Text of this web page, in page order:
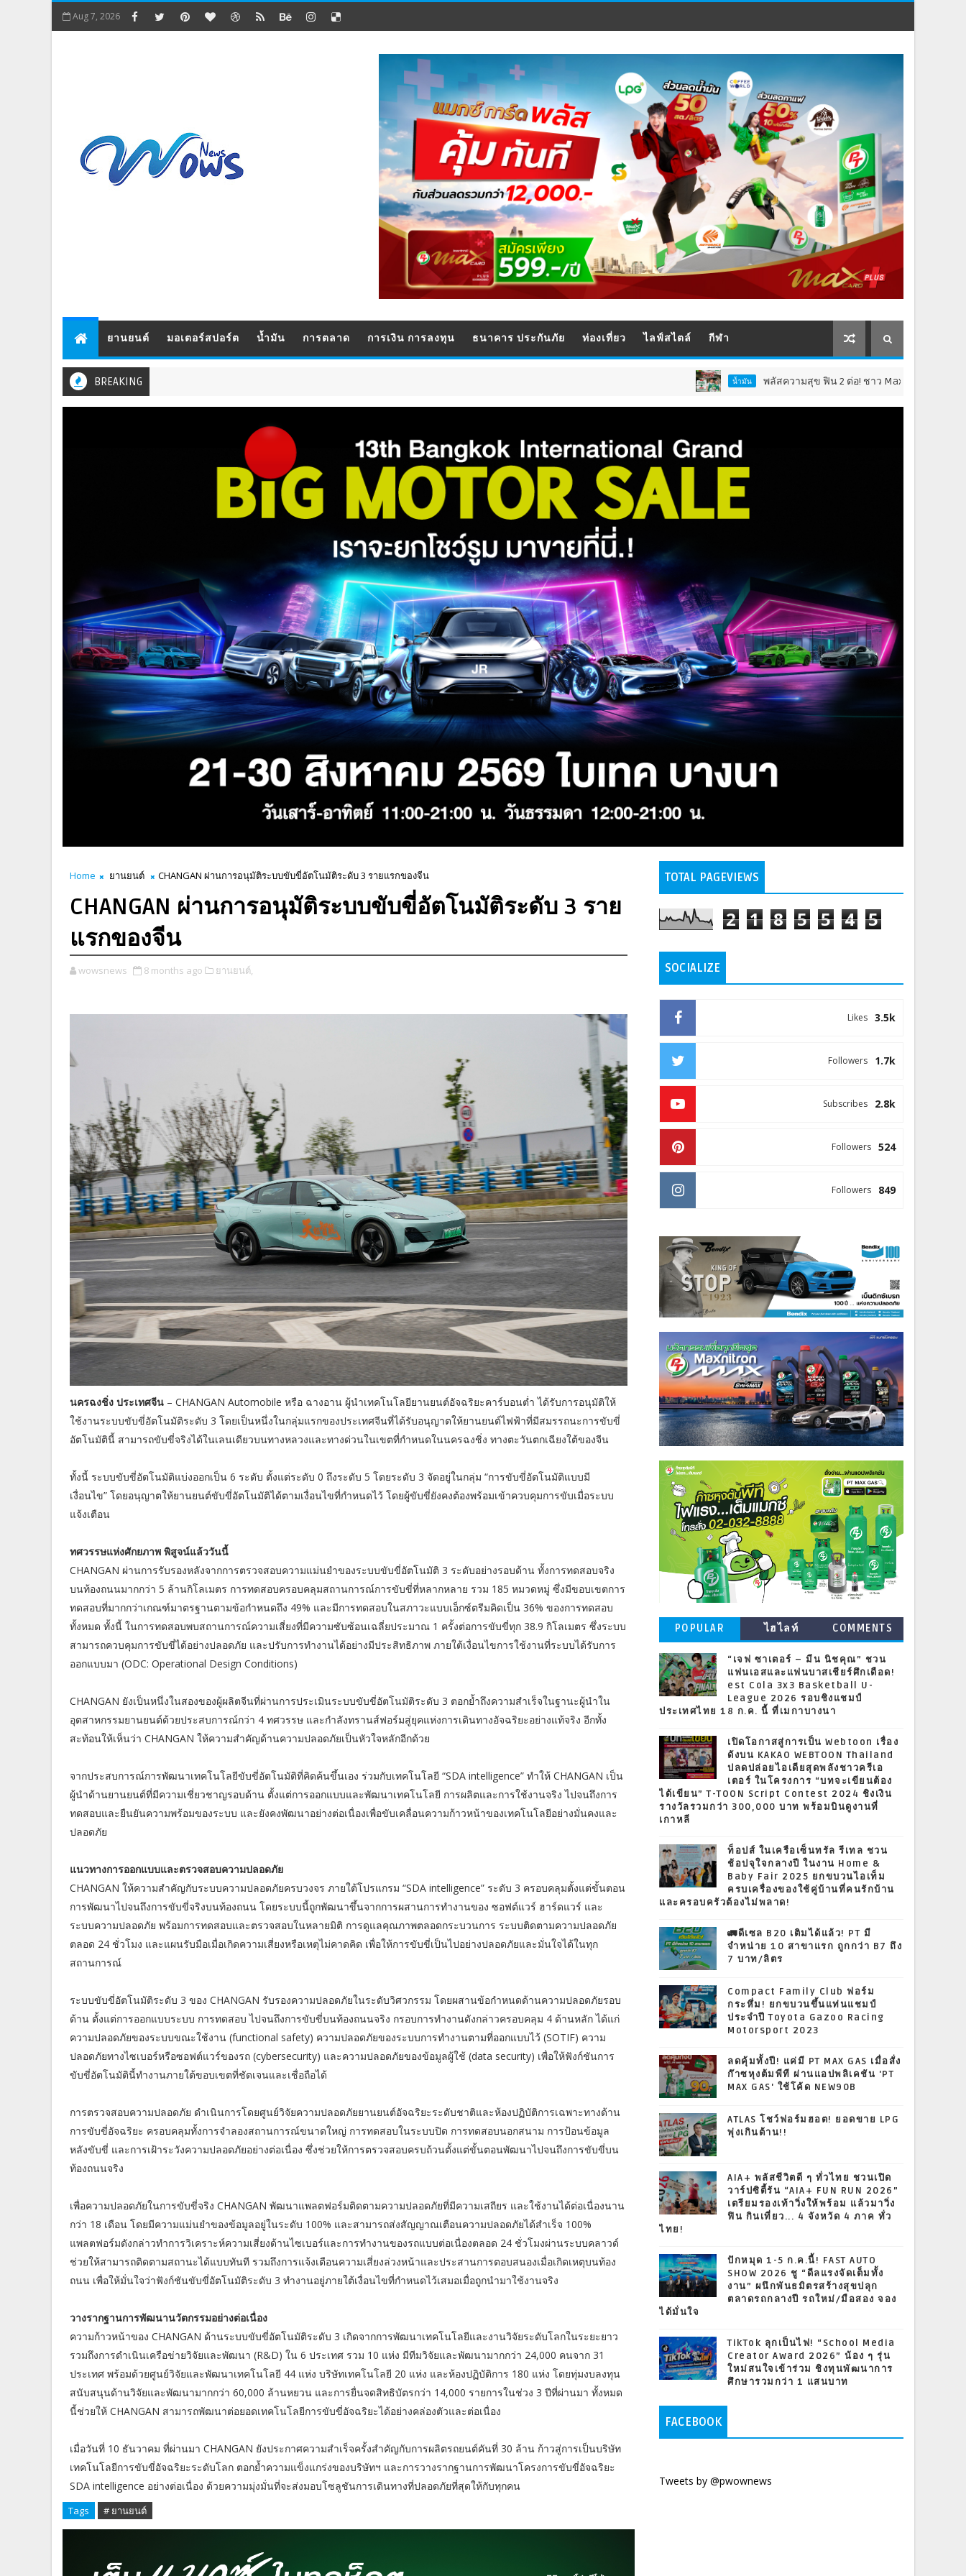
Aug 7, 2026
ยานยนต์ มอเตอร์สปอร์ต น้ำมัน การตลาด การเงิน การลงทุน ธนาคาร ประกันภัย ท่องเที่ยว ไลฟ์สไตล์ กีฬา
BREAKING พลัสความสุข ฟิน 2 ต่อ! ชาว Max Card Plus รับเซอร์ไพรส์คุ้ม
Home ยานยนต์ CHANGAN ผ่านการอนุมัติระบบขับขี่อัตโนมัติระดับ 3 รายแรกของจีน
CHANGAN ผ่านการอนุมัติระบบขับขี่อัตโนมัติระดับ 3 ราย
แรกของจีน
wowsnews 8 months ago ยานยนต์,
นครฉงชิ่ง ประเทศจีน – CHANGAN Automobile หรือ ฉางอาน ผู้นำเทคโนโลยียานยนต์อัจฉริยะคาร์บอนต่ำ ได้รับการอนุมัติให้
ใช้งานระบบขับขี่อัตโนมัติระดับ 3 โดยเป็นหนึ่งในกลุ่มแรกของประเทศจีนที่ได้รับอนุญาตให้ยานยนต์ไฟฟ้าที่มีสมรรถนะการขับขี่
อัตโนมัตินี้ สามารถขับขี่จริงได้ในเลนเดียวบนทางหลวงและทางด่วนในเขตที่กำหนดในนครฉงชิ่ง ทางตะวันตกเฉียงใต้ของจีน
ทั้งนี้ ระบบขับขี่อัตโนมัติแบ่งออกเป็น 6 ระดับ ตั้งแต่ระดับ 0 ถึงระดับ 5 โดยระดับ 3 จัดอยู่ในกลุ่ม “การขับขี่อัตโนมัติแบบมี
เงื่อนไข” โดยอนุญาตให้ยานยนต์ขับขี่อัตโนมัติได้ตามเงื่อนไขที่กำหนดไว้ โดยผู้ขับขี่ยังคงต้องพร้อมเข้าควบคุมการขับเมื่อระบบ
แจ้งเตือน
ทศวรรษแห่งศักยภาพ พิสูจน์แล้ววันนี้
CHANGAN ผ่านการรับรองหลังจากการตรวจสอบความแม่นยำของระบบขับขี่อัตโนมัติ 3 ระดับอย่างรอบด้าน ทั้งการทดสอบจริง
บนท้องถนนมากกว่า 5 ล้านกิโลเมตร การทดสอบครอบคลุมสถานการณ์การขับขี่ที่หลากหลาย รวม 185 หมวดหมู่ ซึ่งมีขอบเขตการ
ทดสอบที่มากกว่าเกณฑ์มาตรฐานตามข้อกำหนดถึง 49% และมีการทดสอบในสภาวะแบบเอ็กซ์ตรีมคิดเป็น 36% ของการทดสอบ
ทั้งหมด ทั้งนี้ ในการทดสอบพบสถานการณ์ความเสี่ยงที่มีความซับซ้อนเฉลี่ยประมาณ 1 ครั้งต่อการขับขี่ทุก 38.9 กิโลเมตร ซึ่งระบบ
สามารถควบคุมการขับขี่ได้อย่างปลอดภัย และปรับการทำงานได้อย่างมีประสิทธิภาพ ภายใต้เงื่อนไขการใช้งานที่ระบบได้รับการ
ออกแบบมา (ODC: Operational Design Conditions)
CHANGAN ยังเป็นหนึ่งในสองของผู้ผลิตจีนที่ผ่านการประเมินระบบขับขี่อัตโนมัติระดับ 3 ตอกย้ำถึงความสำเร็จในฐานะผู้นำใน
อุตสาหกรรมยานยนต์ด้วยประสบการณ์กว่า 4 ทศวรรษ และกำลังทรานส์ฟอร์มสู่ยุคแห่งการเดินทางอัจฉริยะอย่างแท้จริง อีกทั้ง
สะท้อนให้เห็นว่า CHANGAN ให้ความสำคัญด้านความปลอดภัยเป็นหัวใจหลักอีกด้วย
จากประสบการณ์การพัฒนาเทคโนโลยีขับขี่อัตโนมัติที่คิดค้นขึ้นเอง ร่วมกับเทคโนโลยี “SDA intelligence” ทำให้ CHANGAN เป็น
ผู้นำด้านยานยนต์ที่มีความเชี่ยวชาญรอบด้าน ตั้งแต่การออกแบบและพัฒนาเทคโนโลยี การผลิตและการใช้งานจริง ไปจนถึงการ
ทดสอบและยืนยันความพร้อมของระบบ และยังคงพัฒนาอย่างต่อเนื่องเพื่อขับเคลื่อนความก้าวหน้าของเทคโนโลยีอย่างมั่นคงและ
ปลอดภัย
แนวทางการออกแบบและตรวจสอบความปลอดภัย
CHANGAN ให้ความสำคัญกับระบบความปลอดภัยครบวงจร ภายใต้โปรแกรม “SDA intelligence” ระดับ 3 ครอบคลุมตั้งแต่ขั้นตอน
การพัฒนาไปจนถึงการขับขี่จริงบนท้องถนน โดยระบบนี้ถูกพัฒนาขึ้นจากการผสานการทำงานของ ซอฟต์แวร์ ฮาร์ดแวร์ และ
ระบบความปลอดภัย พร้อมการทดสอบและตรวจสอบในหลายมิติ การดูแลคุณภาพตลอดกระบวนการ ระบบติดตามความปลอดภัย
ตลอด 24 ชั่วโมง และแผนรับมือเมื่อเกิดความเสี่ยงหรือเหตุไม่คาดคิด เพื่อให้การขับขี่เป็นไปอย่างปลอดภัยและมั่นใจได้ในทุก
สถานการณ์
ระบบขับขี่อัตโนมัติระดับ 3 ของ CHANGAN รับรองความปลอดภัยในระดับวิศวกรรม โดยผสานข้อกำหนดด้านความปลอดภัยรอบ
ด้าน ตั้งแต่การออกแบบระบบ การทดสอบ ไปจนถึงการขับขี่บนท้องถนนจริง กรอบการทำงานดังกล่าวครอบคลุม 4 ด้านหลัก ได้แก่
ความปลอดภัยของระบบขณะใช้งาน (functional safety) ความปลอดภัยของระบบการทำงานตามที่ออกแบบไว้ (SOTIF) ความ
ปลอดภัยทางไซเบอร์หรือซอฟต์แวร์ของรถ (cybersecurity) และความปลอดภัยของข้อมูลผู้ใช้ (data security) เพื่อให้ฟังก์ชันการ
ขับขี่อัตโนมัตินี้ทำงานภายใต้ขอบเขตที่ชัดเจนและเชื่อถือได้
การตรวจสอบความปลอดภัย ดำเนินการโดยศูนย์วิจัยความปลอดภัยยานยนต์อัจฉริยะระดับชาติและห้องปฏิบัติการเฉพาะทางด้าน
การขับขี่อัจฉริยะ ครอบคลุมทั้งการจำลองสถานการณ์ขนาดใหญ่ การทดสอบในระบบปิด การทดสอบนอกสนาม การป้อนข้อมูล
หลังขับขี่ และการเฝ้าระวังความปลอดภัยอย่างต่อเนื่อง ซึ่งช่วยให้การตรวจสอบครบถ้วนตั้งแต่ขั้นตอนพัฒนาไปจนถึงการขับขี่บน
ท้องถนนจริง
เพื่อความปลอดภัยในการขับขี่จริง CHANGAN พัฒนาแพลตฟอร์มติดตามความปลอดภัยที่มีความเสถียร และใช้งานได้ต่อเนื่องนาน
กว่า 18 เดือน โดยมีความแม่นยำของข้อมูลอยู่ในระดับ 100% และสามารถส่งสัญญาณเตือนความปลอดภัยได้สำเร็จ 100%
แพลตฟอร์มดังกล่าวทำการวิเคราะห์ความเสี่ยงด้านไซเบอร์และการทำงานของรถแบบต่อเนื่องตลอด 24 ชั่วโมงผ่านระบบคลาวด์
ช่วยให้สามารถติดตามสถานะได้แบบทันที รวมถึงการแจ้งเตือนความเสี่ยงล่วงหน้าและประสานการตอบสนองเมื่อเกิดเหตุบนท้อง
ถนน เพื่อให้มั่นใจว่าฟังก์ชันขับขี่อัตโนมัติระดับ 3 ทำงานอยู่ภายใต้เงื่อนไขที่กำหนดไว้เสมอเมื่อถูกนำมาใช้งานจริง
วางรากฐานการพัฒนานวัตกรรมอย่างต่อเนื่อง
ความก้าวหน้าของ CHANGAN ด้านระบบขับขี่อัตโนมัติระดับ 3 เกิดจากการพัฒนาเทคโนโลยีและงานวิจัยระดับโลกในระยะยาว
รวมถึงการดำเนินเครือข่ายวิจัยและพัฒนา (R&D) ใน 6 ประเทศ รวม 10 แห่ง มีทีมวิจัยและพัฒนามากกว่า 24,000 คนจาก 31
ประเทศ พร้อมด้วยศูนย์วิจัยและพัฒนาเทคโนโลยี 44 แห่ง บริษัทเทคโนโลยี 20 แห่ง และห้องปฏิบัติการ 180 แห่ง โดยทุ่มงบลงทุน
สนับสนุนด้านวิจัยและพัฒนามากกว่า 60,000 ล้านหยวน และการยื่นจดสิทธิบัตรกว่า 14,000 รายการในช่วง 3 ปีที่ผ่านมา ทั้งหมด
นี้ช่วยให้ CHANGAN สามารถพัฒนาต่อยอดเทคโนโลยีการขับขี่อัจฉริยะได้อย่างคล่องตัวและต่อเนื่อง
เมื่อวันที่ 10 ธันวาคม ที่ผ่านมา CHANGAN ยังประกาศความสำเร็จครั้งสำคัญกับการผลิตรถยนต์คันที่ 30 ล้าน ก้าวสู่การเป็นบริษัท
เทคโนโลยีการขับขี่อัจฉริยะระดับโลก ตอกย้ำความแข็งแกร่งของบริษัทฯ และการวางรากฐานการพัฒนาโครงการขับขี่อัจฉริยะ
SDA intelligence อย่างต่อเนื่อง ด้วยความมุ่งมั่นที่จะส่งมอบโซลูชันการเดินทางที่ปลอดภัยที่สุดให้กับทุกคน
Tags # ยานยนต์
TOTAL PAGEVIEWS
2 1 8 5 5 4 5
SOCIALIZE
3.5k
Likes
1.7k
Followers
2.8k
Subscribes
524
Followers
849
Followers
POPULAR ไฮไลท์ COMMENTS
“เจฟ ซาเตอร์ – มีน นิชคุณ” ชวน
แฟนเอสและแฟนบาสเชียร์ศึกเดือด!
est Cola 3x3 Basketball U-
League 2026 รอบชิงแชมป์
ประเทศไทย 18 ก.ค. นี้ ที่เมกาบางนา
เปิดโอกาสสู่การเป็น Webtoon เรื่อง
ดังบน KAKAO WEBTOON Thailand
ปลดปล่อยไอเดียสุดพลังชาวครีเอ
เตอร์ ในโครงการ “บทจะเขียนต้อง
ได้เขียน” T-TOON Script Contest 2024 ชิงเงิน
รางวัลรวมกว่า 300,000 บาท พร้อมบินดูงานที่
เกาหลี
ท็อปส์ ในเครือเซ็นทรัล รีเทล ชวน
ช้อปจุใจกลางปี ในงาน Home &
Baby Fair 2025 ยกขบวนไอเท็ม
ครบเครื่องของใช้คู่บ้านที่คนรักบ้าน
และครอบครัวต้องไม่พลาด!
🚛ดีเซล B20 เติมได้แล้ว! PT มี
จำหน่าย 10 สาขาแรก ถูกกว่า B7 ถึง
7 บาท/ลิตร
Compact Family Club ฟอร์ม
กระหึ่ม! ยกขบวนขึ้นแท่นแชมป์
ประจำปี Toyota Gazoo Racing
Motorsport 2023
ลดคุ้มทั้งปี! แค่มี PT MAX GAS เมื่อสั่ง
ก๊าซหุงต้มพีที ผ่านแอปพลิเคชัน 'PT
MAX GAS' ใช้โค้ด NEW90B
ATLAS โชว์ฟอร์มฮอต! ยอดขาย LPG
พุ่งเกินต้าน!!
AIA+ พลัสชีวิตดี ๆ ทั่วไทย ชวนเปิด
วาร์ปซิตี้รัน “AIA+ FUN RUN 2026”
เตรียมรองเท้าวิ่งให้พร้อม แล้วมาวิ่ง
ฟิน กินเที่ยว... 4 จังหวัด 4 ภาค ทั่ว
ไทย!
ปักหมุด 1-5 ก.ค.นี้! FAST AUTO
SHOW 2026 ชู “ดีลแรงจัดเต็มทั้ง
งาน” ผนึกพันธมิตรสร้างสุขปลุก
ตลาดรถกลางปี รถใหม่/มือสอง จอง
ได้มั่นใจ
TikTok ลุกเป็นไฟ! “School Media
Creator Award 2026” น้อง ๆ รุ่น
ใหม่สนใจเข้าร่วม ชิงทุนพัฒนาการ
ศึกษารวมกว่า 1 แสนบาท
FACEBOOK
Tweets by @pwownews